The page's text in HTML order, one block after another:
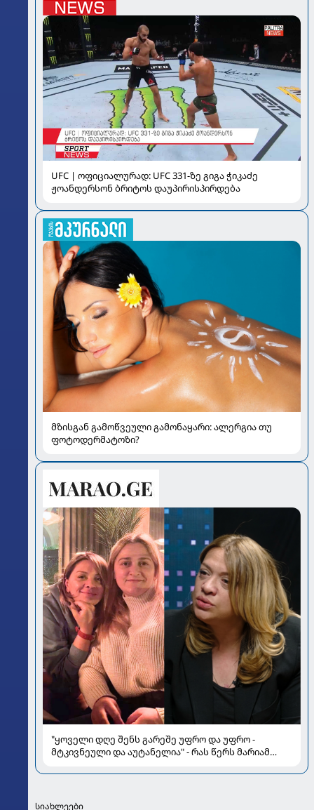
UFC | ოფიციალურად: UFC 331-ზე გიგა ჭიკაძე
ჟოანდერსონ ბრიტოს დაუპირისპირდება
მზისგან გამოწვეული გამონაყარი: ალერგია თუ
ფოტოდერმატოზი?
"ყოველი დღე შენს გარეშე უფრო და უფრო -
მტკივნეული და აუტანელია" - რას წერს მარიამ
სიახლეები